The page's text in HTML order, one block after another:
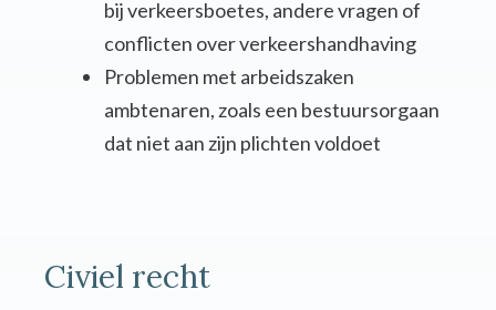
bij verkeersboetes, andere vragen of
conflicten over verkeershandhaving
Problemen met arbeidszaken
ambtenaren, zoals een bestuursorgaan
dat niet aan zijn plichten voldoet
Civiel recht